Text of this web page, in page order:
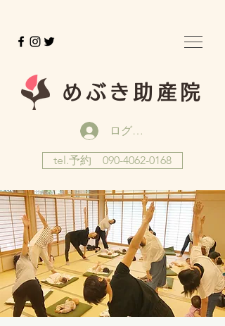
めぶき助産院
ログイン
tel.予約 090-4062-0168